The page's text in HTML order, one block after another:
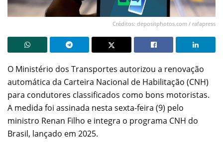
Créditos: depositphotos.com / rafapress
O Ministério dos Transportes autorizou a renovação
automática da Carteira Nacional de Habilitação (CNH)
para condutores classificados como bons motoristas.
A medida foi assinada nesta sexta-feira (9) pelo
ministro Renan Filho e integra o programa CNH do
Brasil, lançado em 2025.